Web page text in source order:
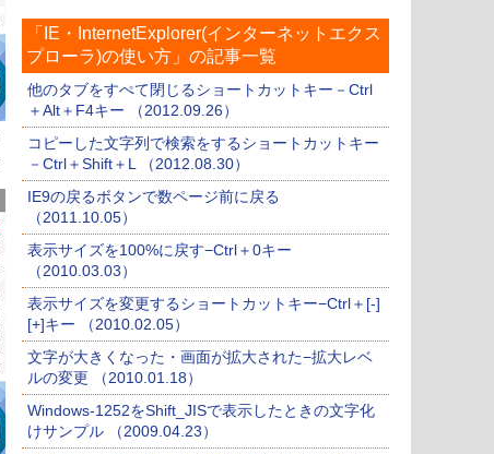
「IE・InternetExplorer(インターネットエクス
プローラ)の使い方」の記事一覧
他のタブをすぺて閉じるショートカットキー－Ctrl
＋Alt＋F4キー （2012.09.26）
コピーした文字列で検索をするショートカットキー
－Ctrl＋Shift＋L （2012.08.30）
IE9の戻るボタンで数ページ前に戻る
（2011.10.05）
表示サイズを100%に戻す−Ctrl＋0キー
（2010.03.03）
表示サイズを変更するショートカットキー−Ctrl＋[-]
[+]キー （2010.02.05）
文字が大きくなった・画面が拡大された−拡大レベ
ルの変更 （2010.01.18）
Windows-1252をShift_JISで表示したときの文字化
けサンプル （2009.04.23）